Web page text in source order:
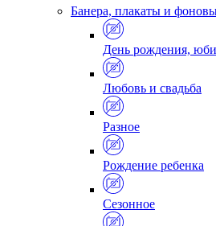
Банера, плакаты и
День рождения,
Любовь и свадьба
Разное
Рождение ребенка
Сезонное